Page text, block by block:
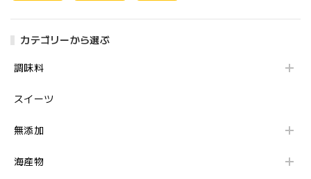
カテゴリーから選ぶ
調味料
スイーツ
無添加
海産物